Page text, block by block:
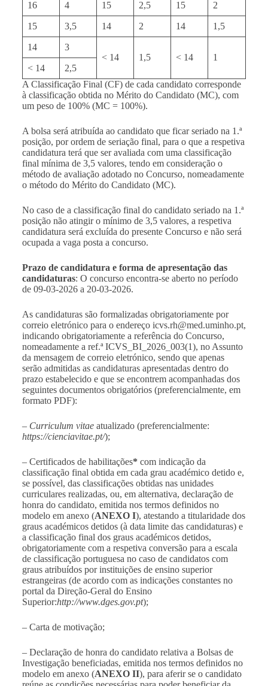
16 4 15 2,5 15 2
15 3,5 14 2 14 1,5
14
3
< 14
1,5 < 14
1
< 14
2,5
A Classificação Final (CF) de cada candidato corresponde
à classificação obtida no Mérito do Candidato (MC), com
um peso de 100% (MC = 100%).
A bolsa será atribuída ao candidato que ficar seriado na 1.ª
posição, por ordem de seriação final, para o que a respetiva
candidatura terá que ser avaliada com uma classificação
final mínima de 3,5 valores, tendo em consideração o
método de avaliação adotado no Concurso, nomeadamente
o método do Mérito do Candidato (MC).
No caso de a classificação final do candidato seriado na 1.ª
posição não atingir o mínimo de 3,5 valores, a respetiva
candidatura será excluída do presente Concurso e não será
ocupada a vaga posta a concurso.
Prazo de candidatura e forma de apresentação das
candidaturas: O concurso encontra-se aberto no período
de 09-03-2026 a 20-03-2026.
As candidaturas são formalizadas obrigatoriamentepor
correio eletrónico para o endereço icvs.rh@med.uminho.pt,
indicando obrigatoriamente a referência do Concurso,
nomeadamente a ref.ª ICVS_BI_2026_003(1), no Assunto
da mensagem de correio eletrónico, sendo que apenas
serão admitidas as candidaturas apresentadas dentro do
prazo estabelecido e que se encontrem acompanhadas dos
seguintes documentosobrigatórios (preferencialmente, em
formato PDF):
– Curriculum vitae atualizado (preferencialmente:
https://cienciavitae.pt/);
– Certificados de habilitações* com indicação da
classificação final obtida em cada grau académico detido e,
se possível, das classificações obtidas nas unidades
curriculares realizadas, ou, em alternativa, declaração de
honra do candidato, emitida nos termos definidos no
modelo em anexo (ANEXO I), atestando a titularidade dos
graus académicos detidos (à data limite das candidaturas) e
a classificação final dos graus académicos detidos,
obrigatoriamente com a respetiva conversão para a escala
de classificação portuguesa no caso de candidatos com
graus atribuídos por instituições de ensino superior
estrangeiras (de acordo com as indicações constantes no
portal da Direção-Geral do Ensino
Superior:http://www.dges.gov.pt);
– Carta de motivação;
– Declaração de honra do candidato relativa a Bolsas de
Investigação beneficiadas, emitida nos termos definidos no
modelo em anexo (ANEXO II), para aferir se o candidato